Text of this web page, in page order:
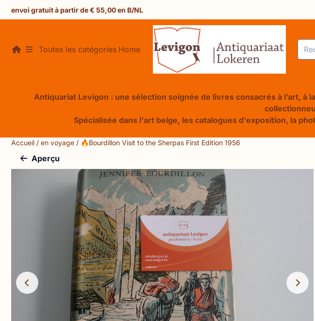
Préférences de cookies disponibles. Choisissez les paramètres ou autorisez tous les
envoi gratuit à partir de € 55,00 en B/NL
Toutes les catégories Home
Antiquariat Levigon : une sélection soignée de livres consacrés à l’art,
Spécialisée dans l'art belge, les catalogues d'exposition, la
Accueil / en voyage / 🔥Bourdillon Visit to the Sherpas First Edition 1956
Aperçu